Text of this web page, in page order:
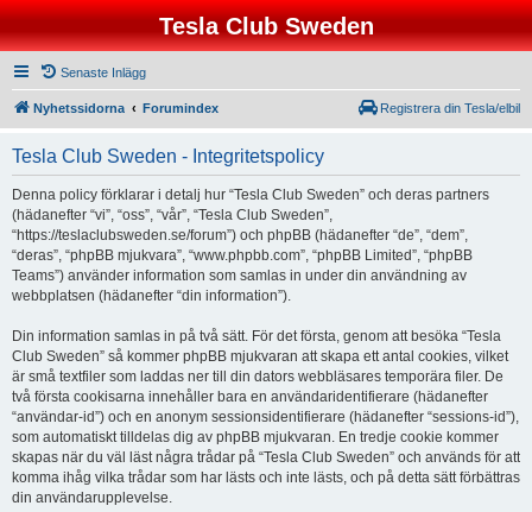
Tesla Club Sweden
Senaste Inlägg
Nyhetssidorna Forumindex Registrera din Tesla/elbil
Tesla Club Sweden - Integritetspolicy
Denna policy förklarar i detalj hur “Tesla Club Sweden” och deras partners
(hädanefter “vi”, “oss”, “vår”, “Tesla Club Sweden”,
“https://teslaclubsweden.se/forum”) och phpBB (hädanefter “de”, “dem”,
“deras”, “phpBB mjukvara”, “www.phpbb.com”, “phpBB Limited”, “phpBB
Teams”) använder information som samlas in under din användning av
webbplatsen (hädanefter “din information”).
Din information samlas in på två sätt. För det första, genom att besöka “Tesla
Club Sweden” så kommer phpBB mjukvaran att skapa ett antal cookies, vilket
är små textfiler som laddas ner till din dators webbläsares temporära filer. De
två första cookisarna innehåller bara en användaridentifierare (hädanefter
“användar-id”) och en anonym sessionsidentifierare (hädanefter “sessions-id”),
som automatiskt tilldelas dig av phpBB mjukvaran. En tredje cookie kommer
skapas när du väl läst några trådar på “Tesla Club Sweden” och används för att
komma ihåg vilka trådar som har lästs och inte lästs, och på detta sätt förbättras
din användarupplevelse.